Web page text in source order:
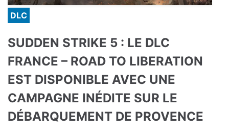
DLC
SUDDEN STRIKE 5 : LE DLC
FRANCE – ROAD TO LIBERATION
EST DISPONIBLE AVEC UNE
CAMPAGNE INÉDITE SUR LE
DÉBARQUEMENT DE PROVENCE